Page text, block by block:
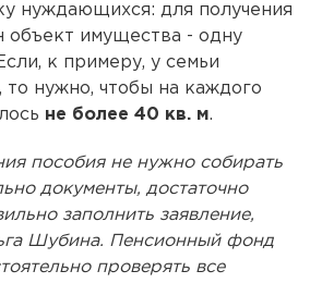
нуждающихся: для получения
объект имущества - одну
к примеру, у семьи
то нужно, чтобы на каждого
не более 40 кв. м.
пособия не нужно собирать
документы, достаточно
заполнить заявление,
Шубина. Пенсионный фонд
проверять все